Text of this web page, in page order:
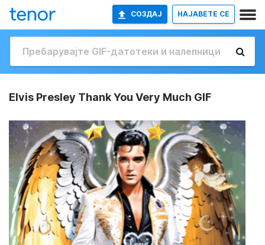
СОЗДАЈ НАЈАВETE СЕ
Elvis Presley Thank You Very Much GIF